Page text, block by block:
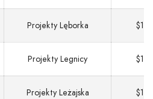
Projekty Lęborka $13
Projekty Legnicy $13
Projekty Leżajska $13